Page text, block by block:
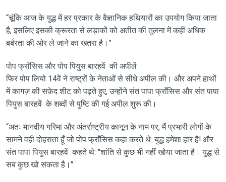
“चूंकि आज के युद्ध में हर प्रकार के वैज्ञानिक हथियारों का उपयोग किया जाता
है, इसलिए इसकी क्रूरता से लड़ाकों को अतीत की तुलना में कहीं अधिक
बर्बरता की ओर ले जाने का खतरा है।”
पोप फ्राँसिस और पोप पियुस बारहवें की अपीलें
फिर पोप लियो 14वें ने राष्ट्रों के नेताओं से सीधे अपील की। ​​और अपने हाथों
में कागज़ की सफ़ेद शीट को पढ़ते हुए, उन्होंने संत पापा फ्राँसिस और संत पापा
पियुस बारहवें के शब्दों से पुष्टि की गई अपील शुरू की।
“अतः मानवीय गरिमा और अंतर्राष्ट्रीय कानून के नाम पर, मैं प्रभारी लोगों के
सामने वही दोहराता हूँ जो पोप फ्राँसिस कहा करते थे: युद्ध हमेशा हार है! और
संत पापा पियुस बारहवें कहते थे: "शांति से कुछ भी नहीं खोया जाता है। युद्ध से
सब कुछ खो सकता है।"